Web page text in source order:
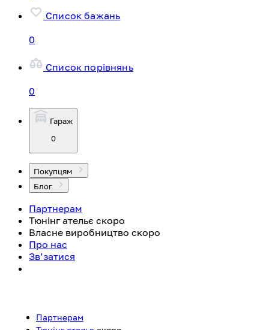
Список бажань
0
Список порівнянь
0
Гараж
0
Покупцям
Блог
Партнерам
Тюнінг ательє скоро
Власне виробництво скоро
Про нас
Зв’затися
Партнерам